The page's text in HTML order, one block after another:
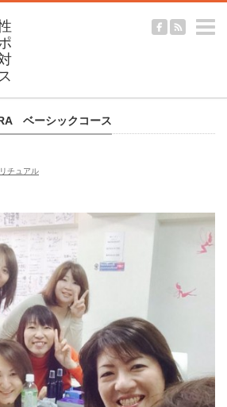
ベーシックコース
チュアル